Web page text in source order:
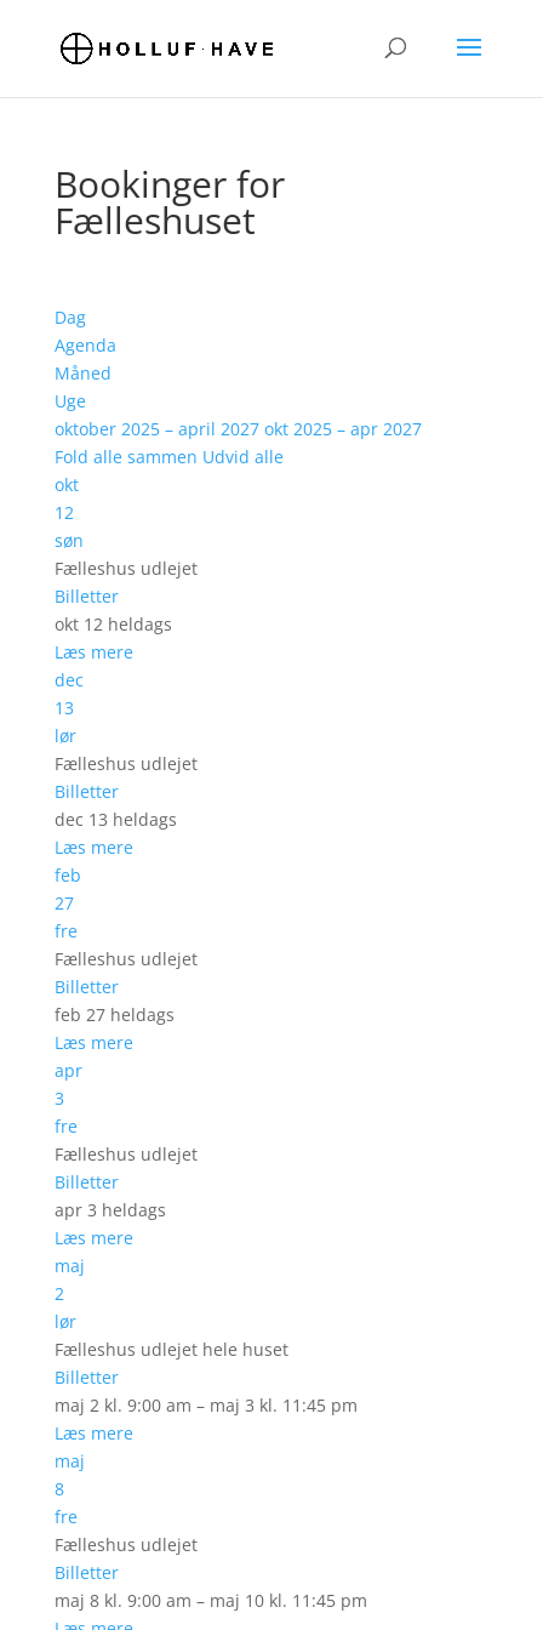
Bookinger for
Fælleshuset
Dag
Agenda
Måned
Uge
oktober 2025 – april 2027 okt 2025 – apr 2027
Fold alle sammen Udvid alle
okt
12
søn
Fælleshus udlejet
Billetter
okt 12 heldags
Læs mere
dec
13
lør
Fælleshus udlejet
Billetter
dec 13 heldags
Læs mere
feb
27
fre
Fælleshus udlejet
Billetter
feb 27 heldags
Læs mere
apr
3
fre
Fælleshus udlejet
Billetter
apr 3 heldags
Læs mere
maj
2
lør
Fælleshus udlejet hele huset
Billetter
maj 2 kl. 9:00 am – maj 3 kl. 11:45 pm
Læs mere
maj
8
fre
Fælleshus udlejet
Billetter
maj 8 kl. 9:00 am – maj 10 kl. 11:45 pm